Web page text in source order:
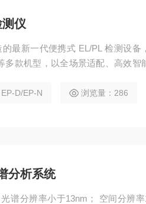
仪
最新一代便携式 EL/PL 检测设备
多款机型，以全场景适配、高效智
星光等环境光均无干扰，实现白
D/EP-N 浏览量：286
分析系统
谱分辨率小于13nm； 空间分辨率